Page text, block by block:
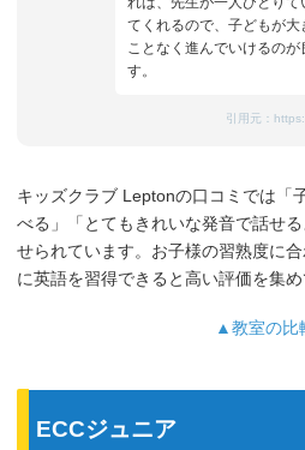
てくれるので、子どもが大
ことなく進んでいけるのが
す。
引用元：
キッズクラブ Leptonの口コミでは「
べる」「とてもきれいな発音で話せ
せられています。お子様の習熟度に
に英語を習得できると高い評価を集め
▲教室の比
ECCジュニア